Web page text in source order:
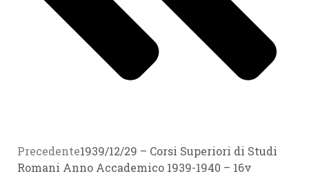
Precedente1939/12/29 – Corsi Superiori di Studi
Romani Anno Accademico 1939-1940 – 16v